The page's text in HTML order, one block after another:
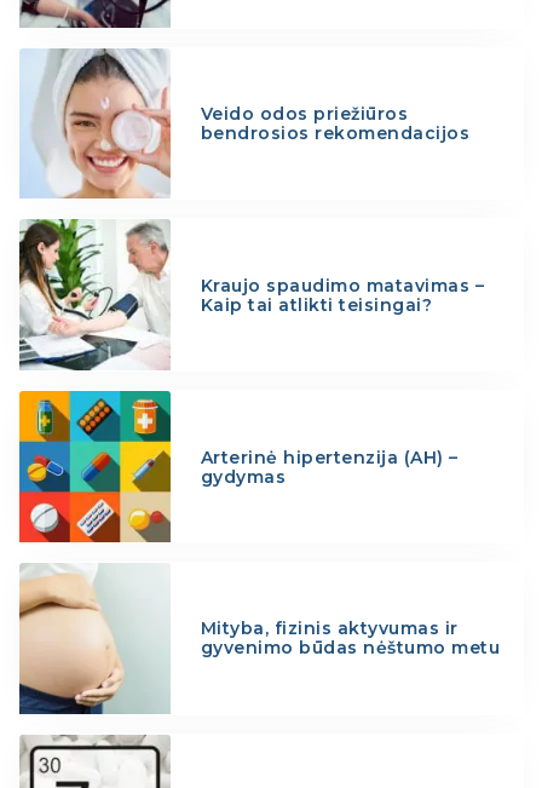
Veido odos priežiūros
bendrosios rekomendacijos
Kraujo spaudimo matavimas –
Kaip tai atlikti teisingai?
Arterinė hipertenzija (AH) –
gydymas
Mityba, fizinis aktyvumas ir
gyvenimo būdas nėštumo metu